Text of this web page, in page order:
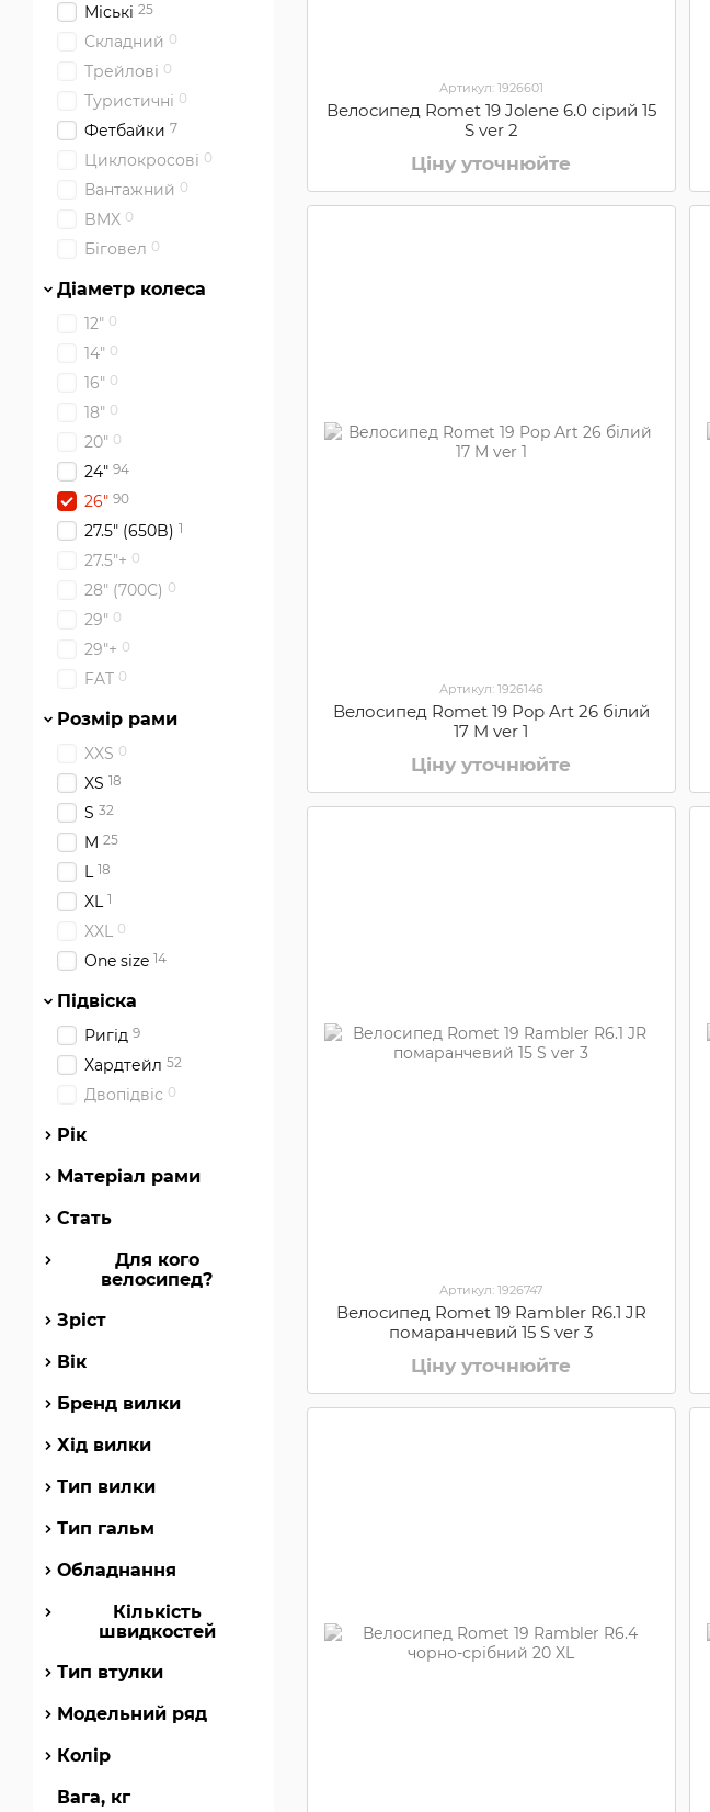
Артикул: 1926601
Велосипед Romet 19 Jolene 6.0 сірий 15
S ver 2
Ціну уточнюйте
Артикул: 1926146
Велосипед Romet 19 Pop Art 26 білий
17 M ver 1
Ціну уточнюйте
Артикул: 1926747
Велосипед Romet 19 Rambler R6.1 JR
помаранчевий 15 S ver 3
Ціну уточнюйте
Міські 25
Складний 0
Трейлові 0
Туристичні 0
Фетбайки 7
Циклокросові 0
Вантажний 0
BMX 0
Біговел 0
Діаметр колеса
12" 0
14" 0
16" 0
18" 0
20" 0
24" 94
26" 90
27.5" (650B) 1
27.5"+ 0
28" (700С) 0
29" 0
29"+ 0
FAT 0
Розмір рами
XXS 0
XS 18
S 32
M 25
L 18
XL 1
XXL 0
One size 14
Підвіска
Ригід 9
Хардтейл 52
Двопідвіс 0
Рік
Матеріал рами
Стать
Для кого
велосипед?
Зріст
Вік
Бренд вилки
Хід вилки
Тип вилки
Тип гальм
Обладнання
Кількість
швидкостей
Тип втулки
Модельний ряд
Колір
Вага, кг